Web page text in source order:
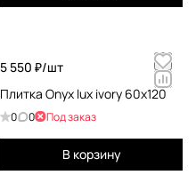
5 550 ₽/шт
Плитка Onyx lux ivory 60x120
0 0 Под заказ
В корзину